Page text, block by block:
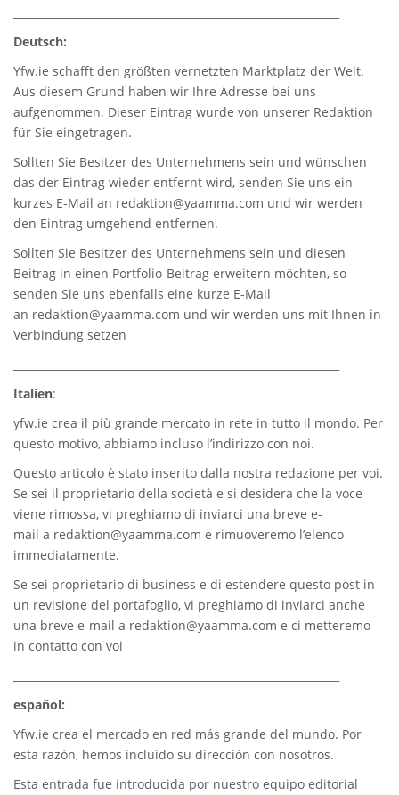
Deutsch:
Yfw.ie schafft den größten vernetzten Marktplatz der Welt.
Aus diesem Grund haben wir Ihre Adresse bei uns
aufgenommen. Dieser Eintrag wurde von unserer Redaktion
für Sie eingetragen.
Sollten Sie Besitzer des Unternehmens sein und wünschen
das der Eintrag wieder entfernt wird, senden Sie uns ein
kurzes E-Mail an redaktion@yaamma.com und wir werden
den Eintrag umgehend entfernen.
Sollten Sie Besitzer des Unternehmens sein und diesen
Beitrag in einen Portfolio-Beitrag erweitern möchten, so
senden Sie uns ebenfalls eine kurze E-Mail
an redaktion@yaamma.com und wir werden uns mit Ihnen in
Verbindung setzen
Italien:
yfw.ie crea il più grande mercato in rete in tutto il mondo. Per
questo motivo, abbiamo incluso l’indirizzo con noi.
Questo articolo è stato inserito dalla nostra redazione per voi.
Se sei il proprietario della società e si desidera che la voce
viene rimossa, vi preghiamo di inviarci una breve e-
mail a redaktion@yaamma.com e rimuoveremo l’elenco
immediatamente.
Se sei proprietario di business e di estendere questo post in
un revisione del portafoglio, vi preghiamo di inviarci anche
una breve e-mail a redaktion@yaamma.com e ci metteremo
in contatto con voi
español:
Yfw.ie crea el mercado en red más grande del mundo. Por
esta razón, hemos incluido su dirección con nosotros.
Esta entrada fue introducida por nuestro equipo editorial